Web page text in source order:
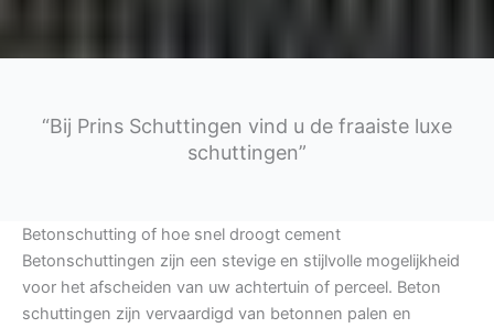
“Bij Prins Schuttingen vind u de fraaiste luxe
schuttingen”
Betonschutting of hoe snel droogt cement
Betonschuttingen zijn een stevige en stijlvolle mogelijkheid
voor het afscheiden van uw achtertuin of perceel. Beton
schuttingen zijn vervaardigd van betonnen palen en